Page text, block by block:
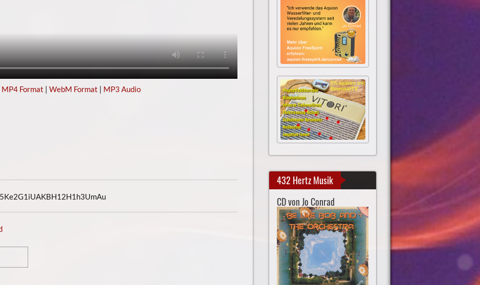
MP4 Format | WebM Format | MP3 Audio
432 Hertz Musik
CD von Jo Conrad